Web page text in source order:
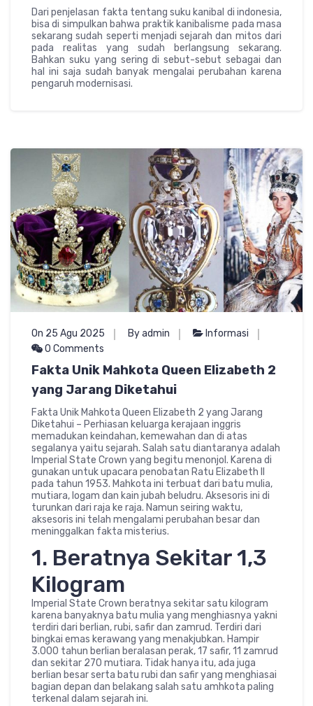
Dari penjelasan fakta tentang suku kanibal di indonesia,
bisa di simpulkan bahwa praktik kanibalisme pada masa
sekarang sudah seperti menjadi sejarah dan mitos dari
pada realitas yang sudah berlangsung sekarang.
Bahkan suku yang sering di sebut-sebut sebagai dan
hal ini saja sudah banyak mengalai perubahan karena
pengaruh modernisasi.
On 25 Agu 2025 By admin
Informasi
0 Comments
Fakta Unik Mahkota Queen Elizabeth 2
yang Jarang Diketahui
Fakta Unik Mahkota Queen Elizabeth 2 yang Jarang
Diketahui – Perhiasan keluarga kerajaan inggris
memadukan keindahan, kemewahan dan di atas
segalanya yaitu sejarah. Salah satu diantaranya adalah
Imperial State Crown yang begitu menonjol. Karena di
gunakan untuk upacara penobatan Ratu Elizabeth II
pada tahun 1953. Mahkota ini terbuat dari batu mulia,
mutiara, logam dan kain jubah beludru. Aksesoris ini di
turunkan dari raja ke raja. Namun seiring waktu,
aksesoris ini telah mengalami perubahan besar dan
meninggalkan fakta misterius.
1. Beratnya Sekitar 1,3
Kilogram
Imperial State Crown beratnya sekitar satu kilogram
karena banyaknya batu mulia yang menghiasnya yakni
terdiri dari berlian, rubi, safir dan zamrud. Terdiri dari
bingkai emas kerawang yang menakjubkan. Hampir
3.000 tahun berlian beralasan perak, 17 safir, 11 zamrud
dan sekitar 270 mutiara. Tidak hanya itu, ada juga
berlian besar serta batu rubi dan safir yang menghiasai
bagian depan dan belakang salah satu amhkota paling
terkenal dalam sejarah ini.